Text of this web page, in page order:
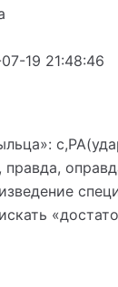
21:48:46
правда,